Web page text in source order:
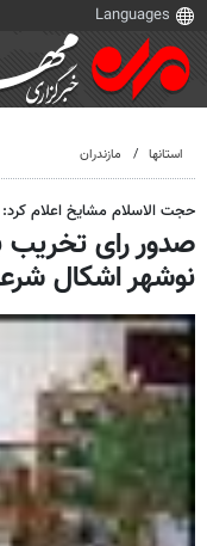
استانها مازندران
حجت الاسلام مشایخ اعلام کرد:
صدور رای تخریب
نوشهر اشکال